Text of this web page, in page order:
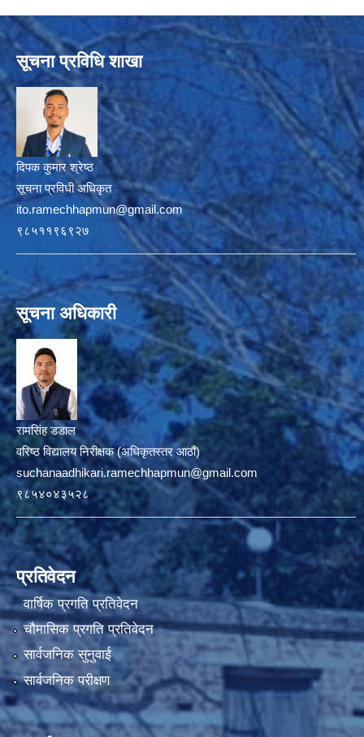
सूचना प्रविधि शाखा
दिपक कुमार श्रेष्ठ
सूचना प्रविधी अधिकृत
ito.ramechhapmun@gmail.com
९८५११९६९२७
सूचना अधिकारी
रामसिंह डडाल
वरिष्ठ विद्यालय निरीक्षक (अधिकृतस्तर आठौं)
suchanaadhikari.ramechhapmun@gmail.com
९८५४०४३५२८
प्रतिवेदन
वार्षिक प्रगति प्रतिवेदन
चौमासिक प्रगति प्रतिवेदन
सार्वजनिक सुनुवाई
सार्वजनिक परीक्षण